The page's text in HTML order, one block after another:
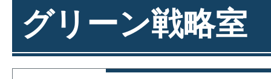
グリーン戦略室